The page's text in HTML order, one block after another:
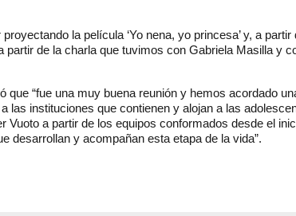
la película ‘Yo nena, yo princesa’ y, a partir
de la charla que tuvimos con Gabriela Masilla y
“fue una muy buena reunión y hemos acordado
las instituciones que contienen y alojan a las
Vuoto a partir de los equipos conformados desde el
desarrollan y acompañan esta etapa de la vida”.